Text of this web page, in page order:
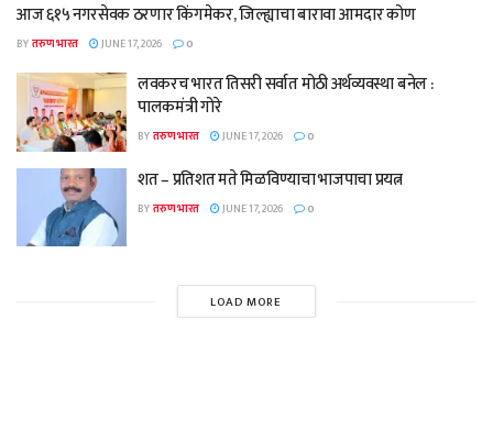
आज ६१५ नगरसेवक ठरणार किंगमेकर, जिल्ह्याचा बारावा आमदार कोण
BYतरुण भारत JUNE 17, 2026 0
लवकरच भारत तिसरी सर्वात मोठी अर्थव्यवस्था बनेल :
पालकमंत्री गोरे
BYतरुण भारत JUNE 17, 2026 0
शत – प्रतिशत मते मिळविण्याचा भाजपाचा प्रयत्न
BYतरुण भारत JUNE 17, 2026 0
LOAD MORE